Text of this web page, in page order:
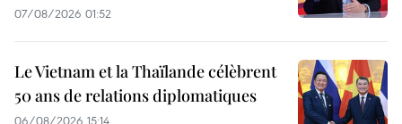
07/08/2026 01:52
Le Vietnam et la Thaïlande célèbrent
50 ans de relations diplomatiques
06/08/2026 15:14